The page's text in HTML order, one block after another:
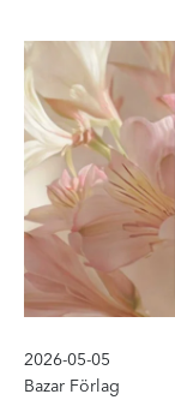
2026-05-05
Bazar Förlag